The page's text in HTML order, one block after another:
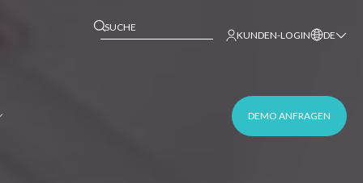
This is a search field with an auto-suggest
KUNDEN-LOGIN DE
DEMO ANFRAGEN